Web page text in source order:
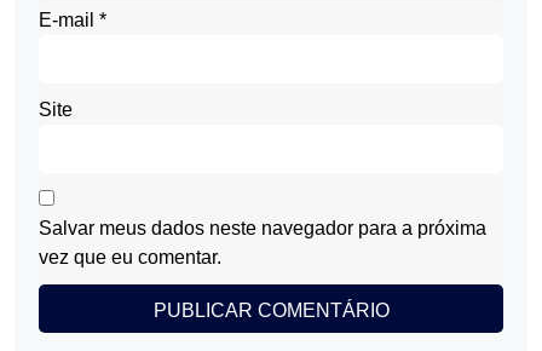
E-mail *
Site
Salvar meus dados neste navegador para a próxima
vez que eu comentar.